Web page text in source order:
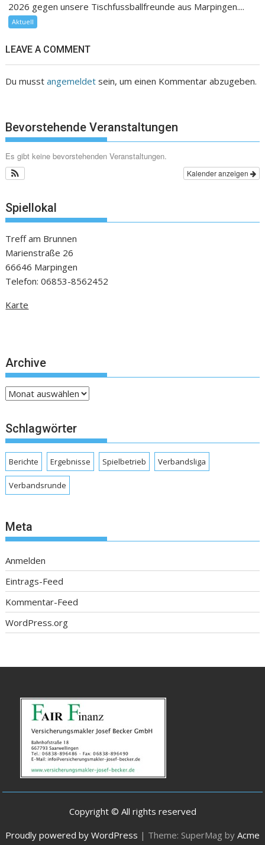
2026 gegen unsere Tischfussballfreunde aus Marpingen....
Aktuell
LEAVE A COMMENT
Du musstangemeldet sein, um einen Kommentar abzugeben.
Bevorstehende Veranstaltungen
Es gibt keine bevorstehenden Veranstaltungen.
Kalender anzeigen
Spiellokal
Treff am Brunnen
Marienstraße 26
66646 Marpingen
Telefon: 06853-8562452
Karte
Archive
Archive
Schlagwörter
Berichte Ergebnisse Spielbetrieb Verbandsliga
Verbandsrunde
Meta
Anmelden
Eintrags-Feed
Kommentar-Feed
WordPress.org
Copyright © All rights reserved
Proudly powered by WordPress | Theme: SuperMag by Acme